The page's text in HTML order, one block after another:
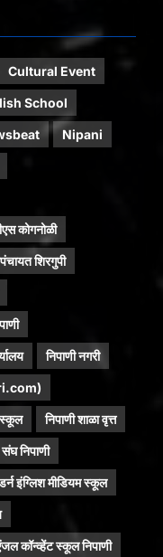
Cultural Event
School
Nipani
कोगनोळी
शिरगुपी
निपाणी नगरी
निपाणी शाळा वृत्त
निपाणी
इंग्लिश मीडियम स्कूल
कॉन्व्हेंट स्कूल निपाणी